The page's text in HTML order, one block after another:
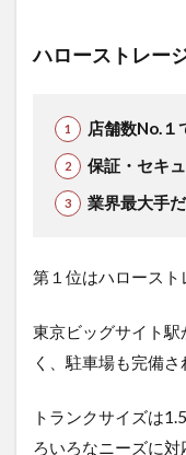
ハローストレー
店舗数No.１
保証・セキ
業界最大手
第１位はハロースト
東京ビッグサイト
く、駐車場も完備さ
トランクサイズは
ろいろなニーズに対